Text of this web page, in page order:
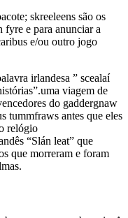
skreeleens são os
fyre e para anunciar a
e/ou outro jogo
irlandesa ” scealaí
viagem de
do gaddergnaw
tummfraws antes que eles
relógio
“Slán leat” que
que morreram e foram